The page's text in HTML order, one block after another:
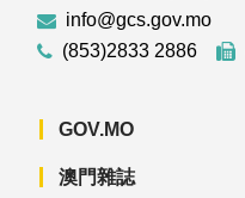
info@gcs.gov.mo
(853)2833 2886
GOV.MO
澳門雜誌